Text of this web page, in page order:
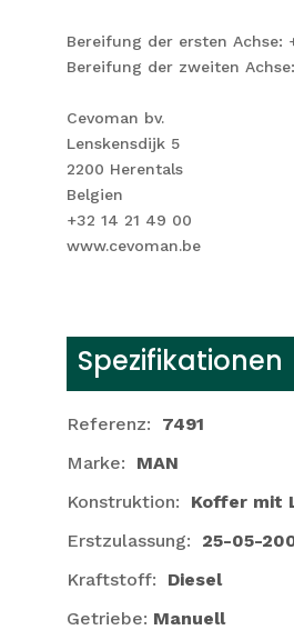
Bereifung der ersten Achse:
Bereifung der zweiten
Cevoman bv.
Lenskensdijk 5
2200 Herentals
Belgien
+32 14 21 49 00
www.cevoman.be
Spezifikationen
Referenz:
7491
Marke:
MAN
Konstruktion:
Koffer mit
Erstzulassung:
25-05-
Kraftstoff:
Diesel
Getriebe: Manuell